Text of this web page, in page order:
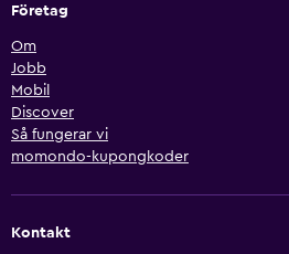
Företag
Om
Jobb
Mobil
Discover
Så fungerar vi
momondo-kupongkoder
Kontakt